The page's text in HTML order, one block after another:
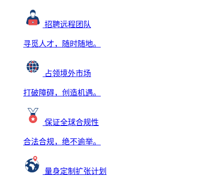
招聘远程团队
寻觅人才，随时随地。
占领境外市场
打破障碍，创造机遇。
保证全球合规性
合法合规，绝不逾举。
量身定制扩张计划